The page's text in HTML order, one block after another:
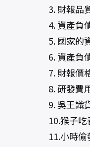
3. 財報品
4. 資產負
5. 國家的
6. 資產負債
7. 財報價
8. 研發費用
9. 吳王識
10.猴子吃
11.小時偷